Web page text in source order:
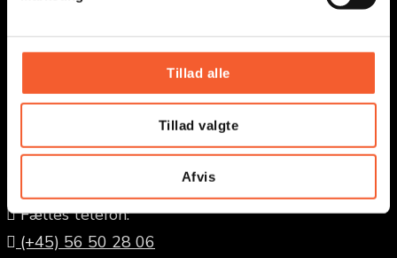
Tillad alle
Tillad valgte
Afvis
KONTAKT MUSEERNE
fort@oesm.dk
Fælles telefon:
(+45) 56 50 28 06